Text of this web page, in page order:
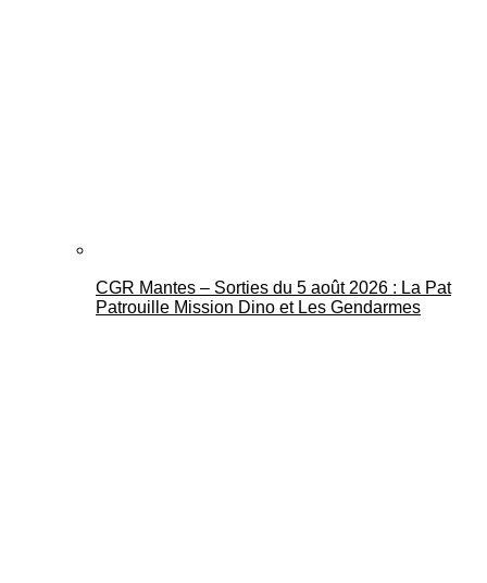
CGR Mantes – Sorties du 5 août 2026 : La Pat
Patrouille Mission Dino et Les Gendarmes